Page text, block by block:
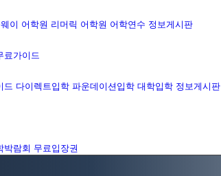
이 어학원 리머릭 어학원 어학연수 정보게시판
료가이드
드 다이렉트입학 파운데이션입학 대학입학 정보게시판
박람회 무료입장권